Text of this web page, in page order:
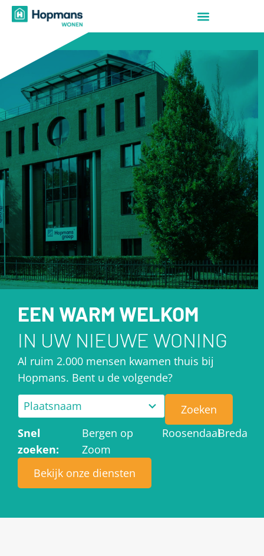
EEN WARM WELKOM
IN UW NIEUWE WONING
Al ruim 2.000 mensen kwamen thuis bij
Hopmans. Bent u de volgende?
Plaatsnaam
15
results
available
Zoeken
Snel
zoeken:
Bergen op
Zoom
RoosendaalBreda
Bekijk onze diensten